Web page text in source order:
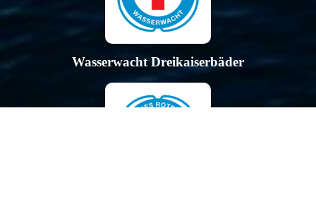
Wasserwacht Dreikaiserbäder